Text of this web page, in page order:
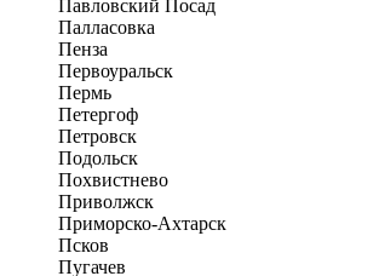
Павловский Посад
Палласовка
Пенза
Первоуральск
Пермь
Петергоф
Петровск
Подольск
Похвистнево
Приволжск
Приморско-Ахтарск
Псков
Пугачев